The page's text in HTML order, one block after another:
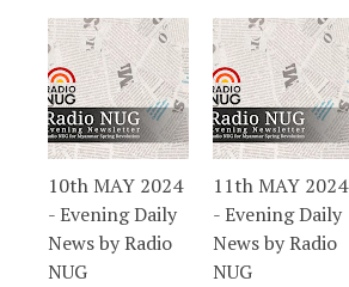
10th MAY 2024
- Evening Daily
News by Radio
NUG
11th MAY 2024
- Evening Daily
News by Radio
NUG